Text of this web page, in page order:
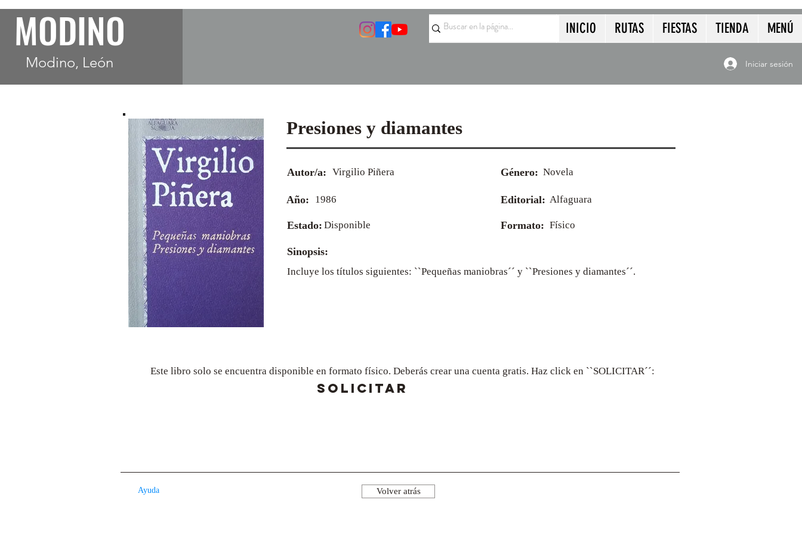
MODINO
Modino, León
INICIO RUTAS FIESTAS TIENDA MENÚ
Iniciar sesión
Presiones y diamantes
Autor/a: Virgilio Piñera
Año: 1986
Estado: Disponible
Género: Novela
Editorial: Alfaguara
Formato: Físico
Sinopsis:
Incluye los títulos siguientes: ``Pequeñas maniobras´´ y ``Presiones y diamantes´´.
Este libro solo se encuentra disponible en formato físico. Deberás crear una cuenta gratis. Haz click en ``SOLICITAR´´:
SOLICITAR
Ayuda Volver atrás